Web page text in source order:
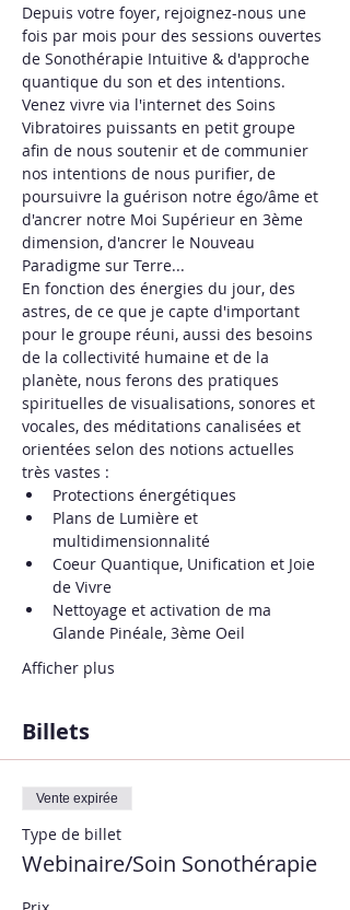
Depuis votre foyer, rejoignez-nous une
fois par mois pour des sessions ouvertes
de Sonothérapie Intuitive & d'approche
quantique du son et des intentions.
Venez vivre via l'internet des Soins
Vibratoires puissants en petit groupe
afin de nous soutenir et de communier
nos intentions de nous purifier, de
poursuivre la guérison notre égo/âme et
d'ancrer notre Moi Supérieur en 3ème
dimension, d'ancrer le Nouveau
Paradigme sur Terre...
En fonction des énergies du jour, des
astres, de ce que je capte d'important
pour le groupe réuni, aussi des besoins
de la collectivité humaine et de la
planète, nous ferons des pratiques
spirituelles de visualisations, sonores et
vocales, des méditations canalisées et
orientées selon des notions actuelles
très vastes :
Protections énergétiques
Plans de Lumière et
multidimensionnalité
Coeur Quantique, Unification et Joie
de Vivre
Nettoyage et activation de ma
Glande Pinéale, 3ème Oeil
Afficher plus
Billets
Vente expirée
Type de billet
Webinaire/Soin Sonothérapie